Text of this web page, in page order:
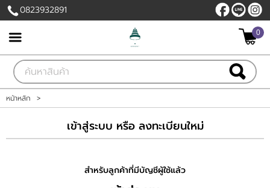
เข้าสู่ระบบ สมัครสมาชิก
สินค้าที่สนใจ( 0 )
0823932891
0
หน้าหลัก >
เข้าสู่ระบบ หรือ ลงทะเบียนใหม่
สำหรับลูกค้าที่มีบัญชีผู้ใช้แล้ว